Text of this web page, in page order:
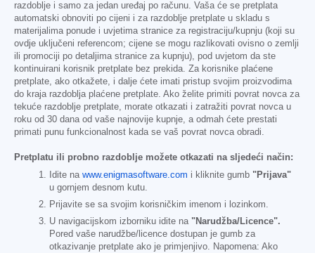
razdoblje i samo za jedan uređaj po računu. Vaša će se pretplata
automatski obnoviti po cijeni i za razdoblje pretplate u skladu s
materijalima ponude i uvjetima stranice za registraciju/kupnju (koji su
ovdje uključeni referencom; cijene se mogu razlikovati ovisno o zemlji
ili promociji po detaljima stranice za kupnju), pod uvjetom da ste
kontinuirani korisnik pretplate bez prekida. Za korisnike plaćene
pretplate, ako otkažete, i dalje ćete imati pristup svojim proizvodima
do kraja razdoblja plaćene pretplate. Ako želite primiti povrat novca za
tekuće razdoblje pretplate, morate otkazati i zatražiti povrat novca u
roku od 30 dana od vaše najnovije kupnje, a odmah ćete prestati
primati punu funkcionalnost kada se vaš povrat novca obradi.
Pretplatu ili probno razdoblje možete otkazati na sljedeći način:
Idite na www.enigmasoftware.com i kliknite gumb "Prijava"
u gornjem desnom kutu.
Prijavite se sa svojim korisničkim imenom i lozinkom.
U navigacijskom izborniku idite na "Narudžba/Licence".
Pored vaše narudžbe/licence dostupan je gumb za
otkazivanje pretplate ako je primjenjivo. Napomena: Ako